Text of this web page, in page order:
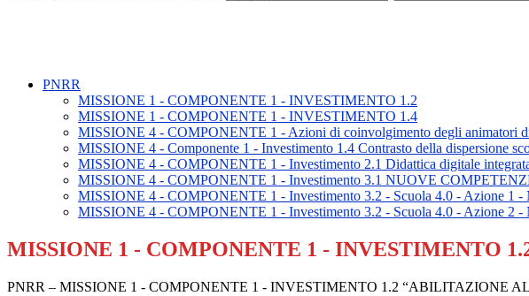
PNRR
MISSIONE 1 - COMPONENTE 1 - INVESTIMENTO 1.2
MISSIONE 1 - COMPONENTE 1 - INVESTIMENTO 1.4
MISSIONE 4 - COMPONENTE 1 - Azioni di coinvolgimento degli animatori
MISSIONE 4 - Componente 1 - Investimento 1.4 Contrasto della dispersione
MISSIONE 4 - COMPONENTE 1 - Investimento 2.1 Didattica digitale
MISSIONE 4 - COMPONENTE 1 - Investimento 3.1 NUOVE
MISSIONE 4 - COMPONENTE 1 - Investimento 3.2 - Scuola 4.0 - Azione 1 -
MISSIONE 4 - COMPONENTE 1 - Investimento 3.2 - Scuola 4.0 - Azione 2 -
MISSIONE 1 - COMPONENTE 1 - INVESTIMENTO
PNRR – MISSIONE 1 - COMPONENTE 1 - INVESTIMENTO 1.2 “ABILITAZIONE